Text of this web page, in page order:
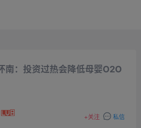
南：投资过热会降低母婴O2O
+关注 私信